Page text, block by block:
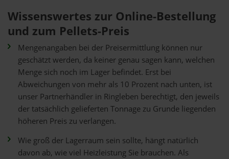
Wissenswertes zur Online-Bestellung
und zum Pellets-Preis
Mengenangaben bei der Preisermittlung können nur
geschätzt werden, da keiner genau sagen kann, welchen
Menge sich noch im Lager befindet. Erst bei
Abweichungen von mehr als 10 Prozent nach unten, ist
unser Partnerhändler in Ringleben berechtigt, den jeweils
der tatsächlich gelieferten Tonnage zu Grunde liegenden
höheren Preis zu verlangen.
Wie groß der Lagerraum sein sollte, hängt natürlich
davon ab, wie viel Heizleistung Sie brauchen. Als